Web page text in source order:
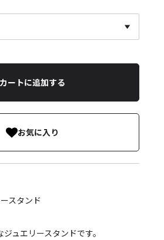
カートに追加する
お気に入り
スタンド
ュエリースタンドです。